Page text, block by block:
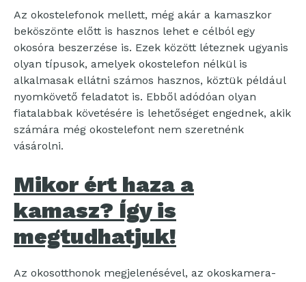
Az okostelefonok mellett, még akár a kamaszkor
beköszönte előtt is hasznos lehet e célból egy
okosóra beszerzése is. Ezek között léteznek ugyanis
olyan típusok, amelyek okostelefon nélkül is
alkalmasak ellátni számos hasznos, köztük például
nyomkövető feladatot is. Ebből adódóan olyan
fiatalabbak követésére is lehetőséget engednek, akik
számára még okostelefont nem szeretnénk
vásárolni.
Mikor ért haza a
kamasz? Így is
megtudhatjuk!
Az okosotthonok megjelenésével, az okoskamera-